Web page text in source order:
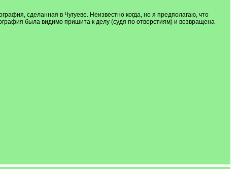
сделанная в Чугуеве. Неизвестно когда, но я предполагаю, что
была видимо пришита к делу (судя по отверстиям) и возвращена